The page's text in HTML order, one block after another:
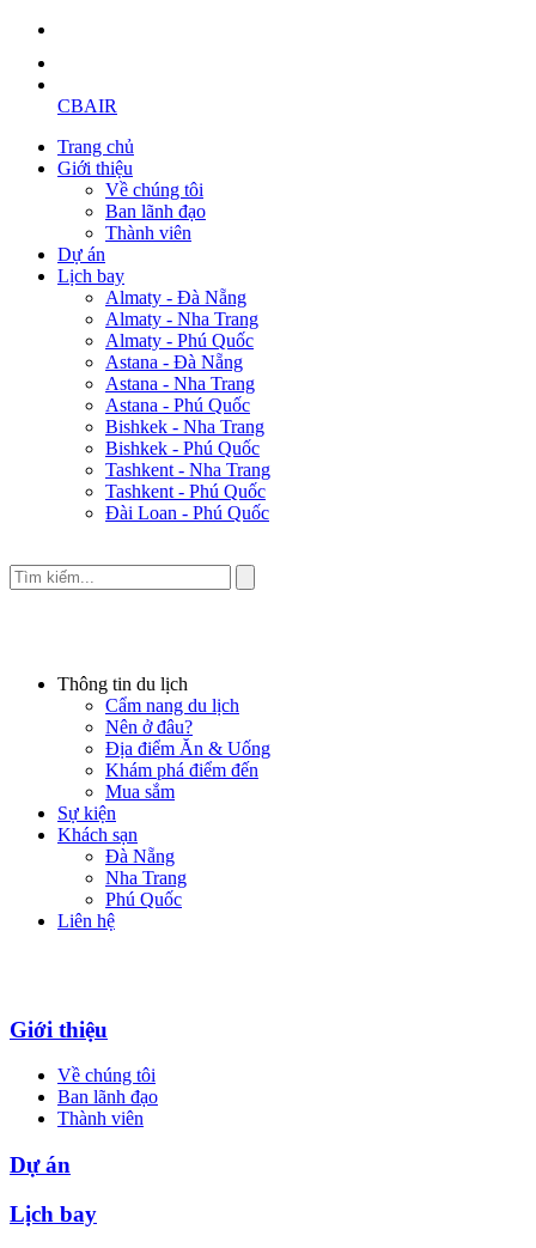
CBAIR
Trang chủ
Giới thiệu
Về chúng tôi
Ban lãnh đạo
Thành viên
Dự án
Lịch bay
Almaty - Đà Nẵng
Almaty - Nha Trang
Almaty - Phú Quốc
Astana - Đà Nẵng
Astana - Nha Trang
Astana - Phú Quốc
Bishkek - Nha Trang
Bishkek - Phú Quốc
Tashkent - Nha Trang
Tashkent - Phú Quốc
Đài Loan - Phú Quốc
Thông tin du lịch
Cẩm nang du lịch
Nên ở đâu?
Địa điểm Ăn & Uống
Khám phá điểm đến
Mua sắm
Sự kiện
Khách sạn
Đà Nẵng
Nha Trang
Phú Quốc
Liên hệ
Giới thiệu
Về chúng tôi
Ban lãnh đạo
Thành viên
Dự án
Lịch bay